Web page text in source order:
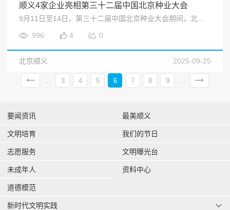
顺义4家企业亮相第三十二届中国北京种业大会
9月11日至14日，第三十二届中国北京种业大会期间，北京优帝鸽业有限公司、北京金翅鸟农业专业合作社、北京三分地农业科技有限公司和北京食为先生态农业园有限责任公司4家顺义区特色企业精彩亮相，集中展示了顺义种业发展的创新成果与多元活力。<
996 4 0
2025-09-25
北京顺义
3 4 5 6 7 8 9
要闻资讯
文明培育
志愿服务
未成年人
道德模范
最美顺义
我们的节日
文明曝光台
资料中心
新时代文明实践